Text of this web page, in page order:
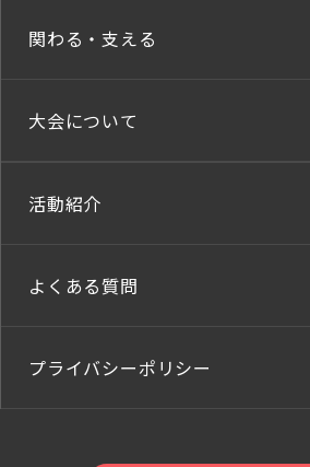
関わる・支える
大会について
活動紹介
よくある質問
プライバシーポリシー